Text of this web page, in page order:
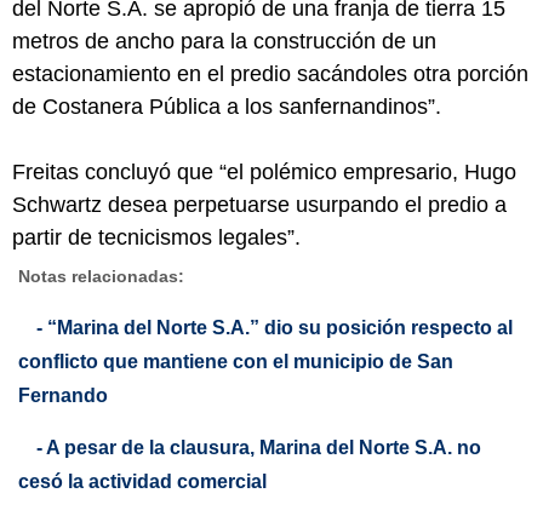
del Norte S.A. se apropió de una franja de tierra 15
metros de ancho para la construcción de un
estacionamiento en el predio sacándoles otra porción
de Costanera Pública a los sanfernandinos”.
Freitas concluyó que “el polémico empresario, Hugo
Schwartz desea perpetuarse usurpando el predio a
partir de tecnicismos legales”.
Notas relacionadas:
- “Marina del Norte S.A.” dio su posición respecto al
conflicto que mantiene con el municipio de San
Fernando
- A pesar de la clausura, Marina del Norte S.A. no
cesó la actividad comercial